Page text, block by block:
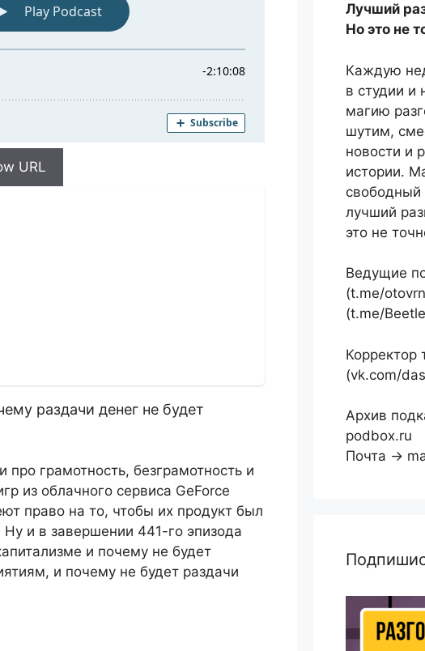
URL
раздачи денег не будет
грамотность, безграмотность и
из облачного сервиса GeForce
право на то, чтобы их продукт был
и в завершении 441-го эпизода
и почему не будет
и почему не будет раздачи
Лучший
Но это не
Каждую
в студии и
магию
шутим,
новости и
истории.
лучший
это не
Ведущие
(t.me/
(t.me/
(vk.com/
Архив
podbox.ru
Почта →